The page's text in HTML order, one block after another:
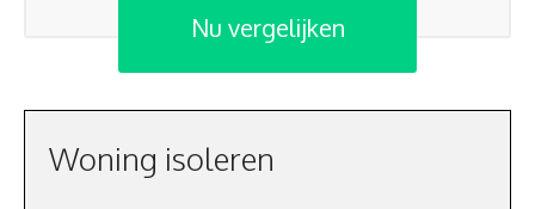
Nu vergelijken
Woning isoleren